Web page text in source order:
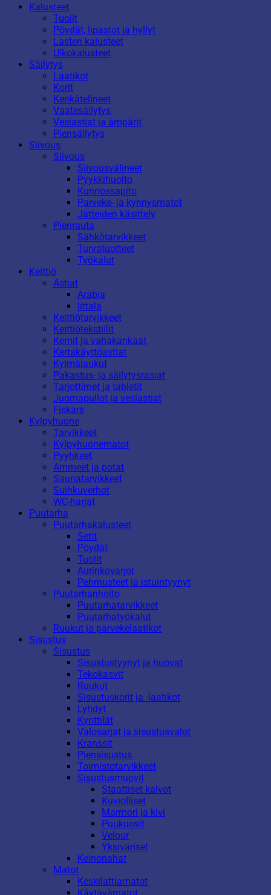
Kalusteet
Tuolit
Pöydät, lipastot ja hyllyt
Lasten kalusteet
Ulkokalusteet
Säilytys
Laatikot
Korit
Kenkätelineet
Vaatesäilytys
Vesiastiat ja ämpärit
Piensäilytys
Siivous
Siivous
Siivousvälineet
Pyykkihuolto
Kunnossapito
Parveke- ja kynnysmatot
Jätteiden käsittely
Pienrauta
Sähkötarvikkeet
Turvatuotteet
Työkalut
Keittiö
Astiat
Arabia
Iittala
Keittiötarvikkeet
Keittiötekstiilit
Kernit ja vahakankaat
Kertakäyttöastiat
Kylmälaukut
Pakastus- ja säilytysrasiat
Tarjottimet ja tabletit
Juomapullot ja vesiastiat
Fiskars
Kylpyhuone
Tarvikkeet
Kylpyhuonematot
Pyyhkeet
Ammeet ja potat
Saunatarvikkeet
Suihkuverhot
WC-harjat
Puutarha
Puutarhakalusteet
Setit
Pöydät
Tuolit
Aurinkovarjot
Pehmusteet ja istuintyynyt
Puutarhanhoito
Puutarhatarvikkeet
Puutarhatyökalut
Ruukut ja parvekelaatikot
Sisustus
Sisustus
Sisustustyynyt ja huovat
Tekokasvit
Ruukut
Sisustuskorit ja -laatikot
Lyhdyt
Kynttilät
Valosarjat ja sisustusvalot
Kranssit
Piensisustus
Toimistotarvikkeet
Sisustusmuovit
Staattiset kalvot
Kuviolliset
Marmori ja kivi
Puukuosit
Velour
Yksiväriset
Keinonahat
Matot
Keskilattiamatot
Käytävämatot